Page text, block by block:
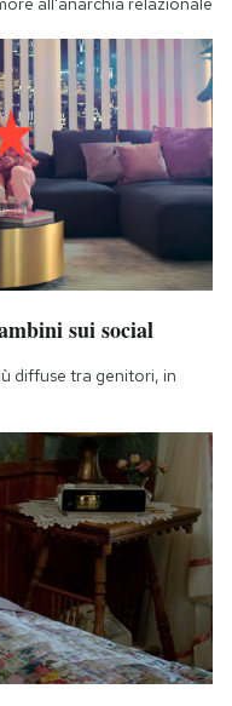
sui social
diffuse tra genitori, in